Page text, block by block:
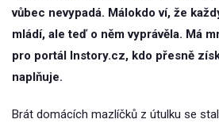
vůbec nevypadá. Málokdo ví, že
mládí, ale teď o něm vyprávěla. Má
pro portál Instory.cz, kdo přesně
naplňuje.
Brát domácích mazlíčků z útulku se